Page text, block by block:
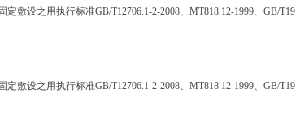
敷设之用执行标准GB/T12706.1-2-2008、MT818.12-1999、GB/T19
敷设之用执行标准GB/T12706.1-2-2008、MT818.12-1999、GB/T19